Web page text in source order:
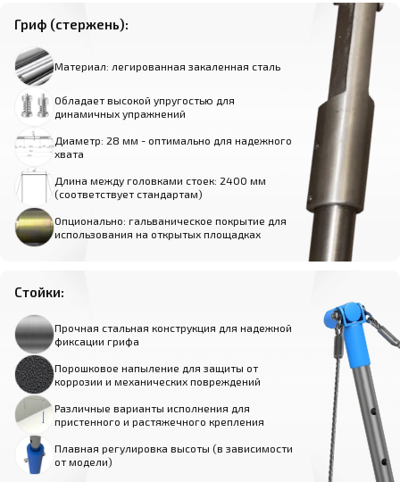
Гриф (стержень):
Материал: легированная закаленная сталь
Обладает высокой упругостью для
динамичных упражнений
Диаметр: 28 мм - оптимально для надежного
хвата
Длина между головками стоек: 2400 мм
(соответствует стандартам)
Опционально: гальваническое покрытие для
использования на открытых площадках
Стойки:
Прочная стальная конструкция для надежной
фиксации грифа
Порошковое напыление для защиты от
коррозии и механических повреждений
Различные варианты исполнения для
пристенного и растяжечного крепления
Плавная регулировка высоты (в зависимости
от модели)